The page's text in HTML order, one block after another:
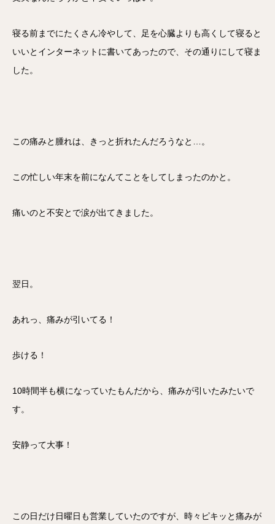
寝る前までにたくさん冷やして、足を心臓よりも高くして寝ると
いいとインターネットに書いてあったので、その通りにして寝ま
した。
この痛みと腫れは、きっと折れたんだろうなと…。
この忙しい年末を前になんてことをしてしまったのかと。
痛いのと不安とで涙が出てきました。
翌日。
あれっ、痛みが引いてる！
歩ける！
10時間半も横になっていたもんだから、痛みが引いたみたいで
す。
安静って大事！
この日だけ日曜日も営業していたのですが、時々ピキッと痛みが